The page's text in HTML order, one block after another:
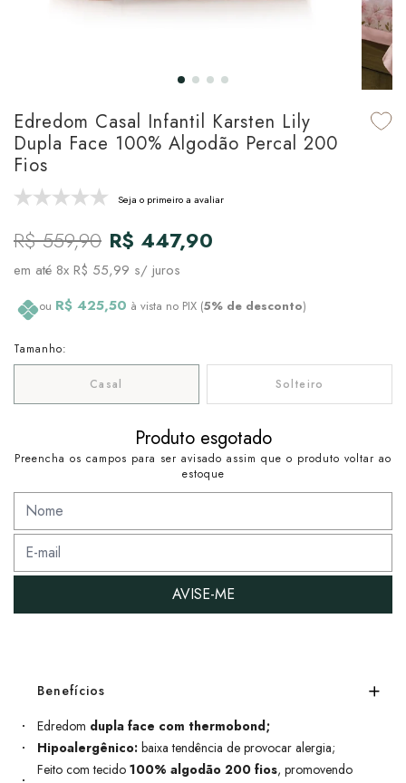
& Manta para Cama
Cama
Edredom & Duvet
em Cama
em Mesa & Cozinha
Edredom Casal Infantil Karsten Lily
Dupla Face 100% Algodão Percal 200
Fios
Seja o primeiro a avaliar
R$ 559,90 R$ 447,90
em até 8x R$ 55,99 s/ juros
ou R$ 425,50 à vista no PIX (5% de desconto)
Tamanho:
Casal Solteiro
Produto esgotado
Preencha os campos para ser avisado assim que o produto voltar ao
estoque
AVISE-ME
Benefícios
Edredom dupla face com thermobond;
Hipoalergênico: baixa tendência de provocar alergia;
Feito com tecido 100% algodão 200 fios, promovendo